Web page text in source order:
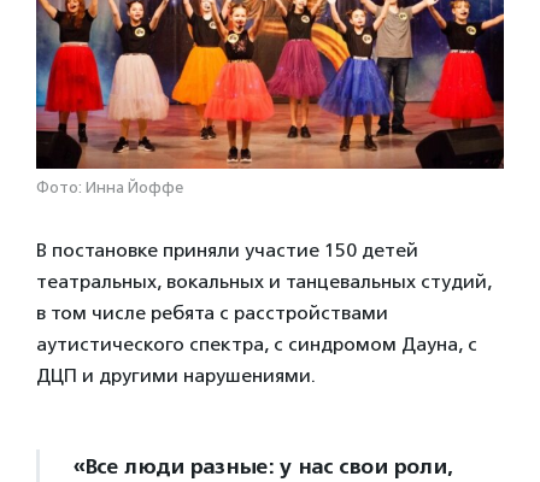
Фото: Инна Йоффе
В постановке приняли участие 150 детей
театральных, вокальных и танцевальных студий,
в том числе ребята с расстройствами
аутистического спектра, с синдромом Дауна, с
ДЦП и другими нарушениями.
«Все люди разные: у нас свои роли,